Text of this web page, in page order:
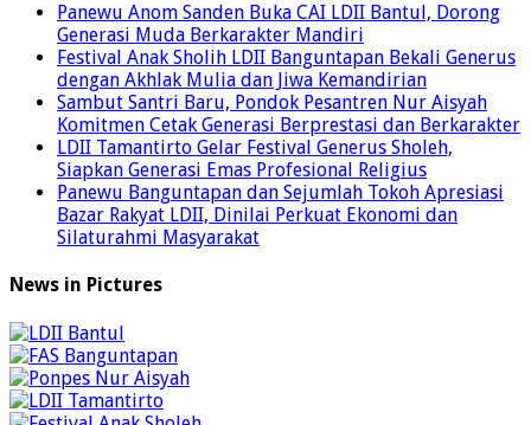
Panewu Anom Sanden Buka CAI LDII Bantul, Dorong
Generasi Muda Berkarakter Mandiri
Festival Anak Sholih LDII Banguntapan Bekali Generus
dengan Akhlak Mulia dan Jiwa Kemandirian
Sambut Santri Baru, Pondok Pesantren Nur Aisyah
Komitmen Cetak Generasi Berprestasi dan Berkarakter
LDII Tamantirto Gelar Festival Generus Sholeh,
Siapkan Generasi Emas Profesional Religius
Panewu Banguntapan dan Sejumlah Tokoh Apresiasi
Bazar Rakyat LDII, Dinilai Perkuat Ekonomi dan
Silaturahmi Masyarakat
News in Pictures